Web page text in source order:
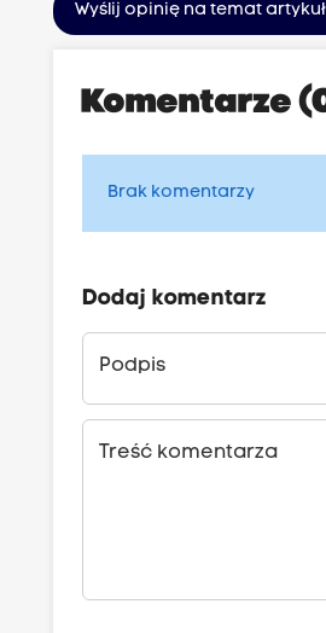
Wyślij opinię na temat
Komentarze
Brak komentarzy
Dodaj komentarz
Podpis
Treść komentarza